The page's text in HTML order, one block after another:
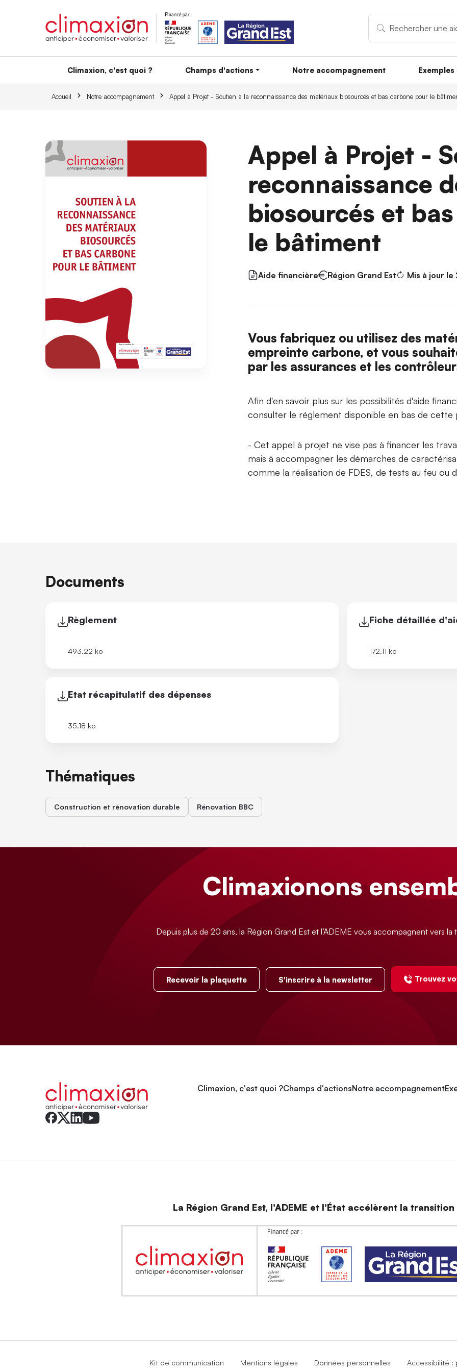
Climaxion, c'est quoi ? Champs d'actions Notre accompagnement
Accueil Notre accompagnement Appel à Projet - Soutien à la reconnaissance des matériaux biosourcés et bas carbone pour le
Appel à Projet -
reconnaissance
biosourcés et
le bâtiment
Aide financière Région Grand Est Mis à jour
Vous fabriquez ou utilisez des
empreinte carbone, et vous
par les assurances et les
Afin d'en savoir plus sur les possibilités d'aide
consulter le réglement disponible en bas de
- Cet appel à projet ne vise pas à financer les
mais à accompagner les démarches de
comme la réalisation de FDES, de tests au feu ou
Documents
Règlement
493.22 ko
Fiche détaillée
172.11 ko
Etat récapitulatif des dépenses
35.18 ko
Thématiques
Construction et rénovation durable Rénovation BBC
Climaxionons
Depuis plus de 20 ans, la Région Grand Est et l’ADEME vous accompagnent vers
Recevoir la plaquette S'inscrire à la newsletter Trouvez
Climaxion, c'est quoi ?Champs d'actionsNotre accompagnement
La Région Grand Est, l'ADEME et l'État accélèrent la
Kit de communication Mentions légales Données personnelles Accessibilité :